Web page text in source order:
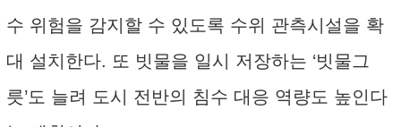
수 위험을 감지할 수 있도록 수위 관측시설을 확
대 설치한다. 또 빗물을 일시 저장하는 ‘빗물그
릇’도 늘려 도시 전반의 침수 대응 역량도 높인다